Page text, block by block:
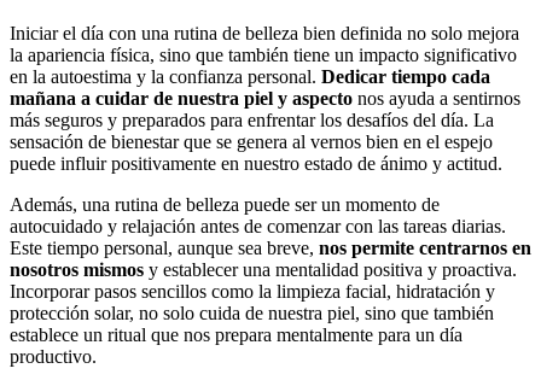
Iniciar el día con una rutina de belleza bien definida no solo mejora
la apariencia física, sino que también tiene un impacto significativo
en la autoestima y la confianza personal. Dedicar tiempo cada
mañana a cuidar de nuestra piel y aspecto nos ayuda a sentirnos
más seguros y preparados para enfrentar los desafíos del día. La
sensación de bienestar que se genera al vernos bien en el espejo
puede influir positivamente en nuestro estado de ánimo y actitud.
Además, una rutina de belleza puede ser un momento de
autocuidado y relajación antes de comenzar con las tareas diarias.
Este tiempo personal, aunque sea breve, nos permite centrarnos en
nosotros mismos y establecer una mentalidad positiva y proactiva.
Incorporar pasos sencillos como la limpieza facial, hidratación y
protección solar, no solo cuida de nuestra piel, sino que también
establece un ritual que nos prepara mentalmente para un día
productivo.